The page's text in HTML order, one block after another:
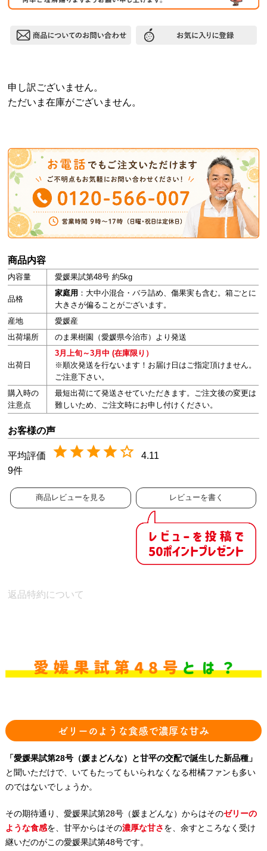
申し訳ございません。
ただいま在庫がございません。
商品内容
内容量 愛媛果試第48号 約5kg
品格
家庭用 ：大中小混合・バラ詰め、傷果実も含む。箱ごとに
大きさが偏ることがございます。
産地
愛媛産
出荷場所
のま果樹園（愛媛県今治市）より発送
出荷日
3月上旬～3月中 (在庫限り）
※順次発送を行ないます！お届け日はご指定頂けません。
ご注意下さい。
購入時の
注意点
最短出荷にて発送させていただきます。ご注文後の変更は
難しいため、ご注文時にお申し付けください。
4.11
9
商品レビューを見る レビューを書く
返品特約について
ゼリーのような食感で濃厚な甘み
「愛媛果試第28号（媛まどんな）と甘平の交配で誕生した新品種」
と聞いただけで、いてもたってもいられなくなる柑橘ファンも多い
のではないでしょうか。
その期待通り、愛媛果試第28号（媛まどんな）からはそのゼリーの
ような食感を、甘平からはその濃厚な甘さ を、余すところなく受け
継いだのがこの愛媛果試第48号です。